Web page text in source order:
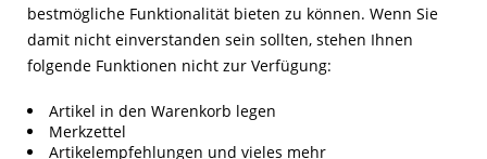
Übersicht Deutsche Nationalspieler
bestmögliche Funktionalität bieten zu können. Wenn Sie
damit nicht einverstanden sein sollten, stehen Ihnen
folgende Funktionen nicht zur Verfügung:
Artikel in den Warenkorb legen
Merkzettel
Artikelempfehlungen und vieles mehr